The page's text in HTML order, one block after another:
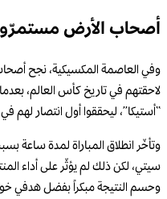
أصحاب الأرض
وفي العاصمة المكسيكية، نجح
“أستيكا”، ليحققوا أول انتصار لهم في
وتأخّر انطلاق المباراة لمدة ساعة
سيتي، لكن ذلك لم يؤثّر على أداء
وحسم النتيجة مبكراً بفضل هدفي